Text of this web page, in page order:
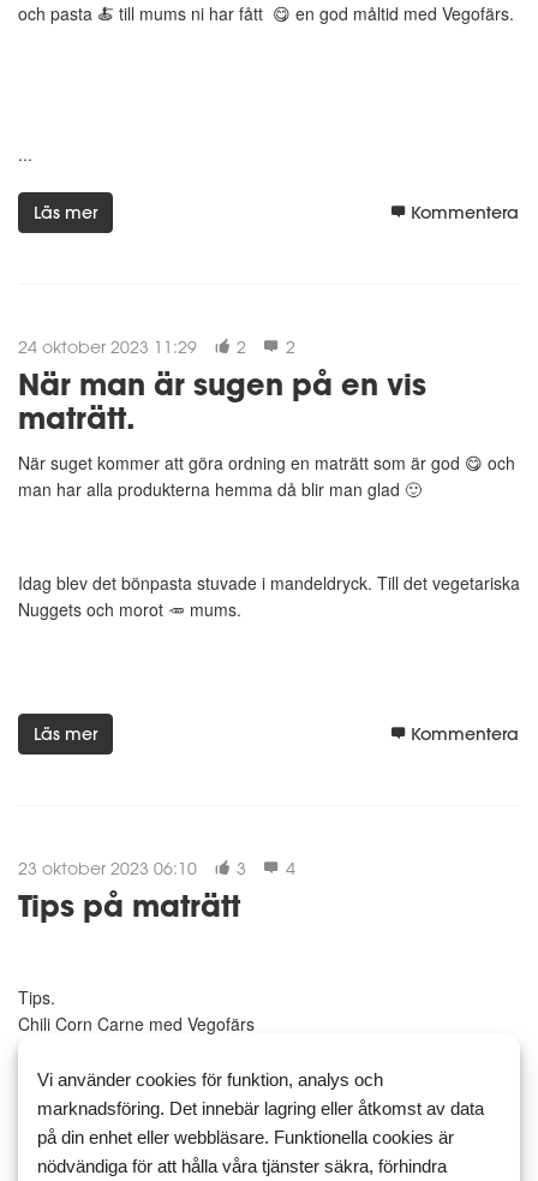
och pasta 🍝 till mums ni har fått 😋 en god måltid med Vegofärs.
...
Läs mer Kommentera
24 oktober 2023 11:29 2 2
När man är sugen på en vis
maträtt.
När suget kommer att göra ordning en maträtt som är god 😋 och
man har alla produkterna hemma då blir man glad 🙂
Idag blev det bönpasta stuvade i mandeldryck. Till det vegetariska
Nuggets och morot 🥕 mums.
Läs mer Kommentera
23 oktober 2023 06:10 3 4
Tips på maträtt
Tips.
Chili Corn Carne med Vegofärs
Med detta får man en god och måltid.
Det är så enkelt att göra och så gott 😋
Mina barn tycker om maträtten.
Vi använder cookies för funktion, analys och
marknadsföring. Det innebär lagring eller åtkomst av data
på din enhet eller webbläsare. Funktionella cookies är
nödvändiga för att hålla våra tjänster säkra, förhindra